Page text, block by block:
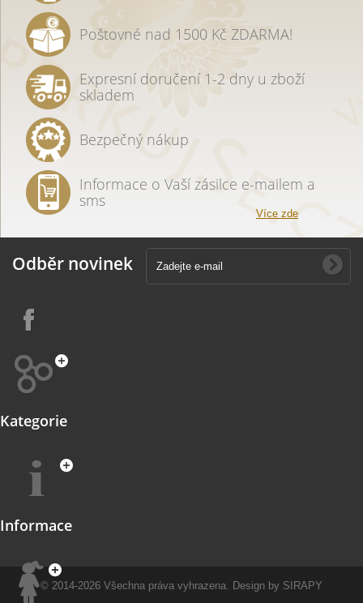
Poštovné nad 1500 Kč ZDARMA!
Expresní doručení 1-2 dny u zboží
skladem
Bezpečný nákup
Informace o Vaší zásilce e-mailem a
sms
Více zde
Odběr novinek
Kategorie
Informace
© 2014-2026 Všechna práva vyhrazena. Design by SIRAPY